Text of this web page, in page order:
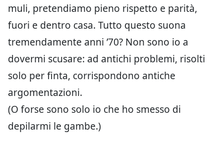
muli, pretendiamo pieno rispetto e parità,
fuori e dentro casa. Tutto questo suona
tremendamente anni ’70? Non sono io a
dovermi scusare: ad antichi problemi, risolti
solo per finta, corrispondono antiche
argomentazioni.
(O forse sono solo io che ho smesso di
depilarmi le gambe.)